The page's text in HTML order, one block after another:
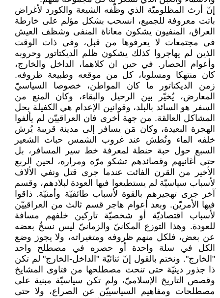
إنّ أرث المظلوميّة الذي وظّفه الشيعة والكورد لأغراض
باتت معروفة للجميع، انسحب بشكل مؤلم على خارطة
العراق، المنفيون يشكون معاناة المنفى وشظف العيش
في مجتمعات لا يعرفوها من قبل، وفي ذات الوقت
الذين لم يهاجروا كذلك يشكون ظلم الديكتاتور وحروبه
وأعوام الحصار. في حين ان كلاهما، الداخل والخارج،
كان منتهكا ومسلوبا، كل من موقعه وطبيعة ظروفه.
زمن الديكتاتور ما كان المواطن، خصوصا السياسيّ
المعارض، يُخيّر بين الرحيل والبقاء، وكان المنع من
السفر هو السائد بالبلد، وقوانين الإعدام هي الكفيلة بحل
المشاكل العالقة. من جهة أخرى فان العراقييّن لم يألفوا
الهجرة البعيدة، وكان مَن يسافر إلى مدينة قريبة يُرش
خلفه الماء وتُطش عند غروب الشمس حبات الشعير
السبع حول حبة حنطة لمعرفة خط سير المسافر، بل
حتى أغانيهم وقصائدهم تشكو مرّه ومراره، لحين الربع
الأخير من القرن الفائت عندما جرى قتل ونفي الألاف
لأسباب سياسيّة لم يستطيعوا فيها العودة لبلادهم، وقسم
آخر جرى تهجيرهم بالقوة لأسباب طائفيّة وأمنيّة. ذاقوا
فيها الأمريّن. وبعد أعوام هاجر قسم ثالث من العراقييّن
لأسباب اقتصاديّة أو شخصيّة تاركين خلفهم مسافة
للعودة. وهذا التوزع المكانيّ والزمانيّ ليس نسخٌ بعضه
عن بعض، فلكل منهم ظروفه ومتغيراته، ولا يجوز وضع
الكل في سلة واحدة أو حصره في مصطلح واحد
"الخارج". ونختم بالقول إنّ ثنائيّة "الداخل-الخارج" لم تكن
ذا جذور دينيّة حتى تنحت مصطلحها من فتاوى المشايخ
وقصص التاريخ الإسلاميّ، ولم تكن سياسيّة مبنية على
مصطلحات ومفاهيم السياسييّن عن الصراع، ولا حتى